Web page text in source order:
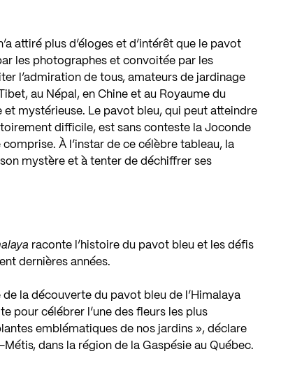
attiré plus d’éloges et d’intérêt que le pavot
les photographes et convoitée par les
l’admiration de tous, amateurs de jardinage
au Népal, en Chine et au Royaume du
et mystérieuse. Le pavot bleu, qui peut atteindre
difficile, est sans conteste la Joconde
À l’instar de ce célèbre tableau, la
mystère et à tenter de déchiffrer ses
raconte l’histoire du pavot bleu et les défis
dernières années.
la découverte du pavot bleu de l’Himalaya
pour célébrer l’une des fleurs les plus
emblématiques de nos jardins », déclare
dans la région de la Gaspésie au Québec.